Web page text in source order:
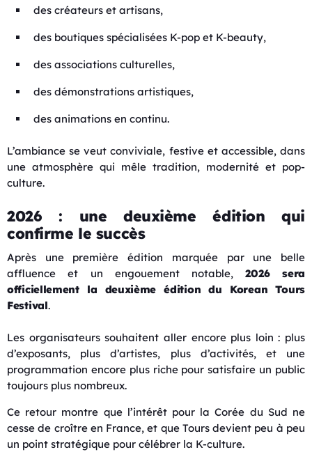
des créateurs et artisans,
des boutiques spécialisées K-pop et K-beauty,
des associations culturelles,
des démonstrations artistiques,
des animations en continu.
L’ambiance se veut conviviale, festive et accessible, dans
une atmosphère qui mêle tradition, modernité et pop-
culture.
2026 : une deuxième édition qui
confirme le succès
Après une première édition marquée par une belle
affluence et un engouement notable,2026 sera
officiellement la deuxième édition du Korean Tours
Festival.
Les organisateurs souhaitent aller encore plus loin : plus
d’exposants, plus d’artistes, plus d’activités, et une
programmation encore plus riche pour satisfaire un public
toujours plus nombreux.
Ce retour montre que l’intérêt pour la Corée du Sud ne
cesse de croître en France, et que Tours devient peu à peu
un point stratégique pour célébrer la K-culture.